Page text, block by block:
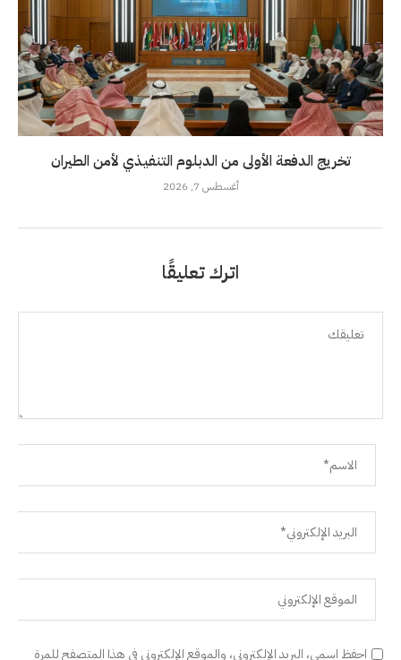
تخريج الدفعة الأولى من الدبلوم التنفيذي لأمن الطيران
أغسطس 7, 2026
اترك تعليقًا
احفظ اسمي، البريد الإلكتروني، والموقع الإلكتروني في هذا المتصفح للمرة